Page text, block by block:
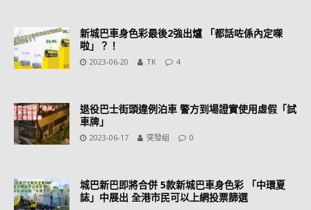
新城巴車身色彩最後2強出爐 「都話咗係內定㗎
啦」？！
2023-06-20 TK 4
退役巴士街頭違例泊車 警方到場證實使用虛假「試
車牌」
2023-06-17 突發組 0
城巴新巴即將合併 5款新城巴車身色彩 「中環夏
誌」中展出 全港市民可以上網投票篩選